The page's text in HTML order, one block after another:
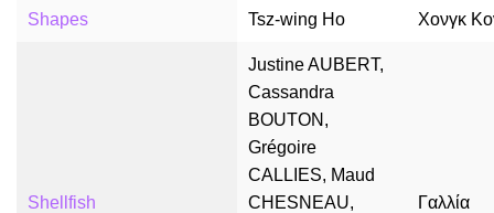
Shapes Tsz-wing Ho Χονγκ
Shellfish
Justine AUBERT,
Cassandra
BOUTON,
Grégoire
CALLIES, Maud
CHESNEAU,
Γαλλία